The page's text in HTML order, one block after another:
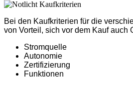
Bei den Kaufkriterien für die
von Vorteil, sich vor dem Kauf auch
Stromquelle
Autonomie
Zertifizierung
Funktionen